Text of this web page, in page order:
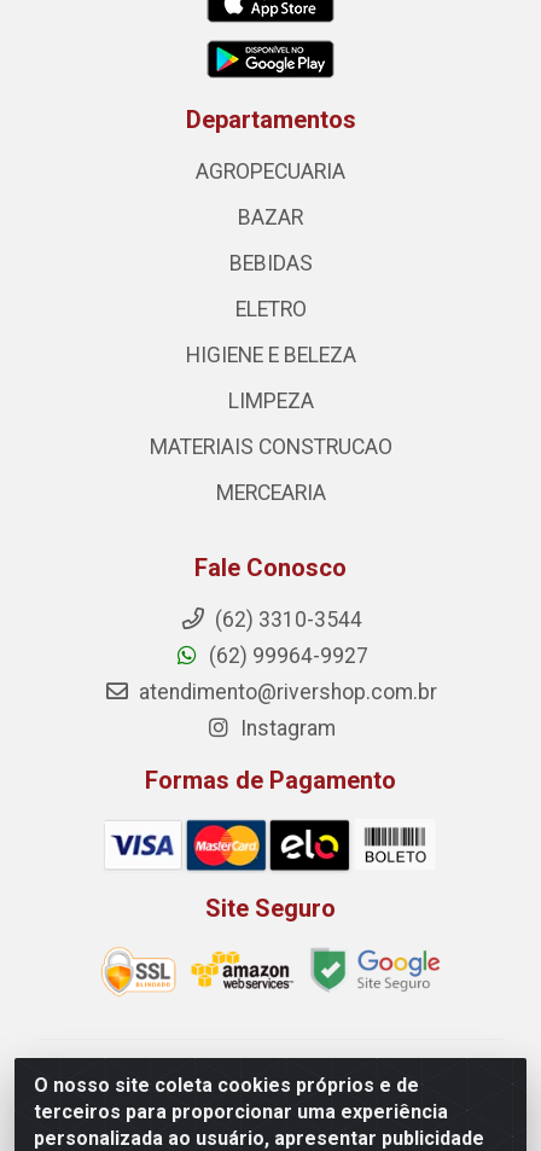
O nosso site coleta cookies próprios e de
terceiros para proporcionar uma experiência
personalizada ao usuário, apresentar publicidade
Departamentos
AGROPECUARIA
BAZAR
BEBIDAS
ELETRO
HIGIENE E BELEZA
LIMPEZA
MATERIAIS CONSTRUCAO
MERCEARIA
Fale Conosco
(62) 3310-3544
(62) 99964-9927
atendimento@rivershop.com.br
Instagram
Formas de Pagamento
Site Seguro
Rio Vermelho Distribuição de Alimentos LTDA - Rodovia
BR, 153, KM 52 N 00 QD 00 LT 16 - Bairro Jardim
Eldorado, Anápolis/GO - CEP 75.045-190 - CNPJ